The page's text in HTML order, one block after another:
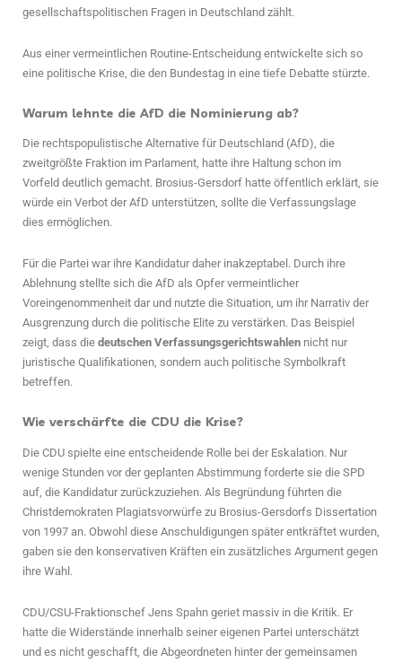
gesellschaftspolitischen Fragen in Deutschland zählt.
Aus einer vermeintlichen Routine-Entscheidung entwickelte sich so
eine politische Krise, die den Bundestag in eine tiefe Debatte stürzte.
Warum lehnte die AfD die Nominierung ab?
Die rechtspopulistische Alternative für Deutschland (AfD), die
zweitgrößte Fraktion im Parlament, hatte ihre Haltung schon im
Vorfeld deutlich gemacht. Brosius-Gersdorf hatte öffentlich erklärt, sie
würde ein Verbot der AfD unterstützen, sollte die Verfassungslage
dies ermöglichen.
Für die Partei war ihre Kandidatur daher inakzeptabel. Durch ihre
Ablehnung stellte sich die AfD als Opfer vermeintlicher
Voreingenommenheit dar und nutzte die Situation, um ihr Narrativ der
Ausgrenzung durch die politische Elite zu verstärken. Das Beispiel
zeigt, dass die deutschen Verfassungsgerichtswahlen nicht nur
juristische Qualifikationen, sondern auch politische Symbolkraft
betreffen.
Wie verschärfte die CDU die Krise?
Die CDU spielte eine entscheidende Rolle bei der Eskalation. Nur
wenige Stunden vor der geplanten Abstimmung forderte sie die SPD
auf, die Kandidatur zurückzuziehen. Als Begründung führten die
Christdemokraten Plagiatsvorwürfe zu Brosius-Gersdorfs Dissertation
von 1997 an. Obwohl diese Anschuldigungen später entkräftet wurden,
gaben sie den konservativen Kräften ein zusätzliches Argument gegen
ihre Wahl.
CDU/CSU-Fraktionschef Jens Spahn geriet massiv in die Kritik. Er
hatte die Widerstände innerhalb seiner eigenen Partei unterschätzt
und es nicht geschafft, die Abgeordneten hinter der gemeinsamen